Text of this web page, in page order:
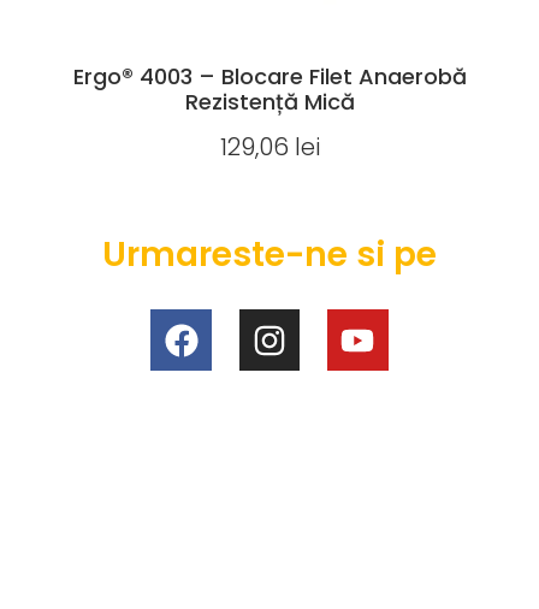
Ergo® 4003 – Blocare Filet Anaerobă
Rezistență Mică
129,06 lei
Urmareste-ne si pe